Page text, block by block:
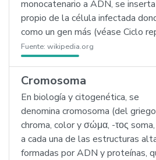
monocatenario a ADN, se
propio de la célula infectada
como un gen más (véase Ciclo
Fuente: wikipedia.org
Cromosoma
En biología y citogenética, se
denomina cromosoma (del
chroma, color y σώμα, -τος
a cada una de las estructuras
formadas por ADN y proteínas,